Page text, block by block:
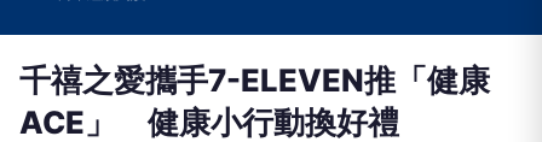
千禧之愛攜手7-ELEVEN推「健康
ACE」 健康小行動換好禮